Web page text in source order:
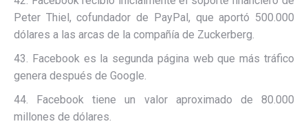
Peter Thiel, cofundador de PayPal, que aportó 500.000
dólares a las arcas de la compañía de Zuckerberg.
43. Facebook es la segunda página web que más tráfico
genera después de Google.
44. Facebook tiene un valor aproximado de 80.000
millones de dólares.